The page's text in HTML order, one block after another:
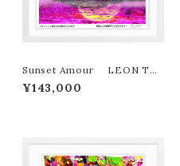
Sunset Amour LEON TE
RASHIMA版画作品180作限定
¥143,000